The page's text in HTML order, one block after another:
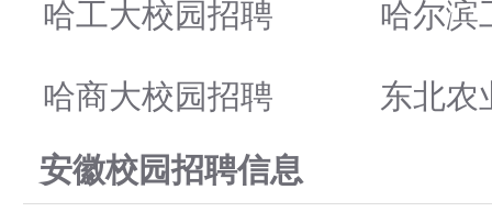
哈工大校园招聘 哈尔滨
哈商大校园招聘 东北农
安徽校园招聘信息